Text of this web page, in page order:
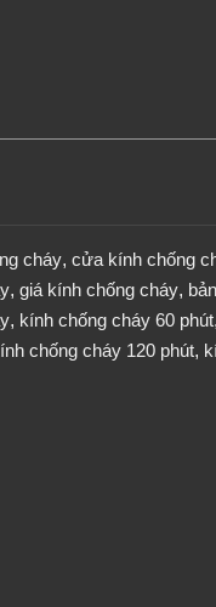
cháy, cửa kính chống
, giá kính chống cháy,
, kính chống cháy 60 phút,
chống cháy 120 phút,